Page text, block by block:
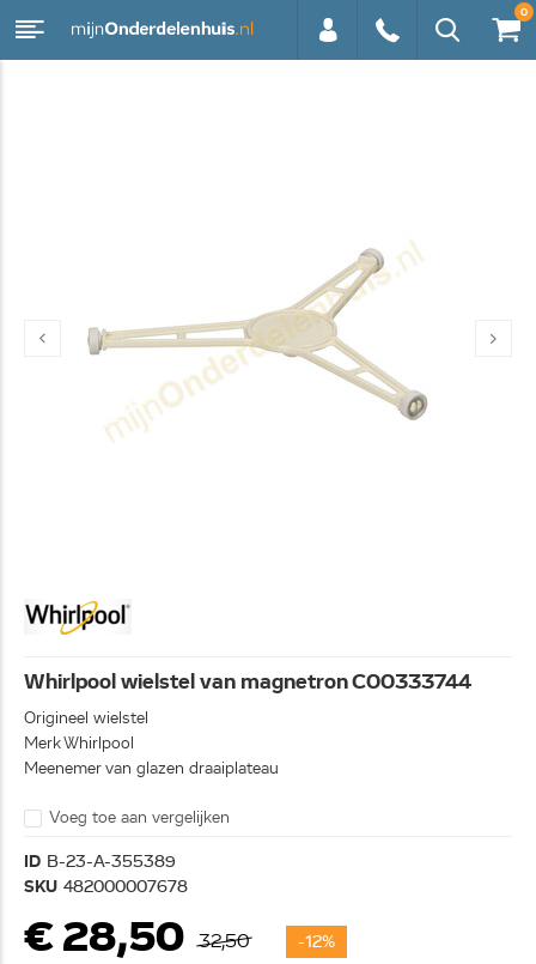
0
Whirlpool wielstel van magnetron C00333744
Origineel wielstel
Merk Whirlpool
Meenemer van glazen draaiplateau
Voeg toe aan vergelijken
ID B-23-A-355389
SKU 482000007678
€ 28,50 32,50 -12%